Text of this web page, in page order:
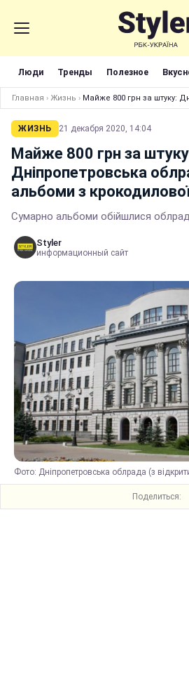
Люди Тренды Полезное
Главная › Жизнь › Майже 800 грн за штуку:
ЖИЗНЬ 21 декабря 2020, 14:04
Майже 800 грн за
Дніпропетровська
альбоми з
Сумарно альбоми обійшлися
Styler
информационный сайт
Фото: Дніпропетровська облрада (з
Поделиться: